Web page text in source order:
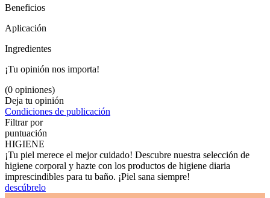
Beneficios
Aplicación
Ingredientes
¡Tu opinión nos importa!
(0 opiniones)
Deja tu opinión
Condiciones de publicación
Filtrar por
puntuación
HIGIENE
¡Tu piel merece el mejor cuidado! Descubre nuestra selección de
higiene corporal y hazte con los productos de higiene diaria
imprescindibles para tu baño. ¡Piel sana siempre!
descúbrelo